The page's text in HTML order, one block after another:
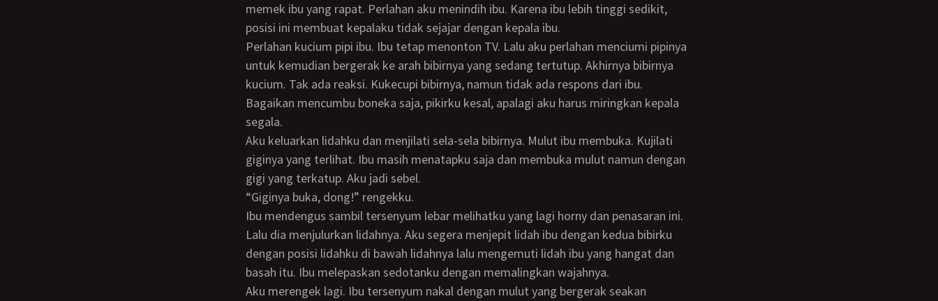
memek ibu yang rapat. Perlahan aku menindih ibu. Karena ibu lebih tinggi sedikit,
posisi ini membuat kepalaku tidak sejajar dengan kepala ibu.
Perlahan kucium pipi ibu. Ibu tetap menonton TV. Lalu aku perlahan menciumi pipinya
untuk kemudian bergerak ke arah bibirnya yang sedang tertutup. Akhirnya bibirnya
kucium. Tak ada reaksi. Kukecupi bibirnya, namun tidak ada respons dari ibu.
Bagaikan mencumbu boneka saja, pikirku kesal, apalagi aku harus miringkan kepala
segala.
Aku keluarkan lidahku dan menjilati sela-sela bibirnya. Mulut ibu membuka. Kujilati
giginya yang terlihat. Ibu masih menatapku saja dan membuka mulut namun dengan
gigi yang terkatup. Aku jadi sebel.
“giginya buka, dong!” rengekku.
Ibu mendengus sambil tersenyum lebar melihatku yang lagi horny dan penasaran ini.
Lalu dia menjulurkan lidahnya. Aku segera menjepit lidah ibu dengan kedua bibirku
dengan posisi lidahku di bawah lidahnya lalu mengemuti lidah ibu yang hangat dan
basah itu. Ibu melepaskan sedotanku dengan memalingkan wajahnya.
Aku merengek lagi. Ibu tersenyum nakal dengan mulut yang bergerak seakan